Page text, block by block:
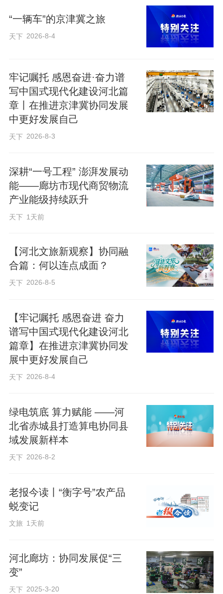
球组货、临空分拨”，让更多河北精品优品
通过临空经济区(廊坊)走出国门、货通全
球。截至2025年12月31日，大兴机场至瓦
总货量3880吨，带动外贸进出口值9.29亿
元，其中河北货物出口货值占比达27%。
如果说航空货运是廊坊通达世界的“翅膀”，
在廊坊陆港物流园，随着一声嘹亮的汽
笛，一列满载家具、建材和机械配件的中
斯科。
自2023年以来，廊坊先后开通中欧班
国际联运班列，国际货物运输覆盖欧洲、
中亚、东亚等20多个国家和地区，初步形
成了铁路、跨国公路、境外铁路、水路相
结合的现代国际联运模式。2025年，全市
共有铁路货场10个，铁路货运量达937.21
881.45万吨。
航空与铁路构建了物流运输的主动脉，而
则构成了廊坊商贸物流的“毛细血管”。
在文安县，河北天环现代商贸智慧物流广
帝王蟹、三文鱼以及来自全国各地的冷冻
食品琳琅满目。作为全国第四批示范物流
园区，这里拥有5栋多功能自动控温冷库，
“一辆车”的京津冀之旅
天下 2026-8-4
牢记嘱托 感恩奋进·奋力谱
写中国式现代化建设河北篇
章丨在推进京津冀协同发展
中更好发展自己
天下 2026-8-3
深耕“一号工程” 澎湃发展动
能——廊坊市现代商贸物流
产业能级持续跃升
天下 1天前
【河北文旅新观察】协同融
合篇：何以连点成面？
天下 2026-8-5
【牢记嘱托 感恩奋进 奋力
谱写中国式现代化建设河北
篇章】在推进京津冀协同发
展中更好发展自己
天下 2026-8-4
绿电筑底 算力赋能 ——河
北省赤城县打造算电协同县
域发展新样本
天下 2026-8-2
老报今读丨“衡字号”农产品
蜕变记
文旅 1天前
河北廊坊：协同发展促“三
变”
天下 2025-3-20